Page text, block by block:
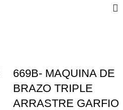
669B- MAQUINA DE
BRAZO TRIPLE
ARRASTRE GARFIO